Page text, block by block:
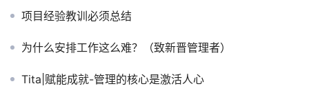
项目经验教训必须总结
为什么安排工作这么难？（致新晋管理者）
Tita|赋能成就-管理的核心是激活人心